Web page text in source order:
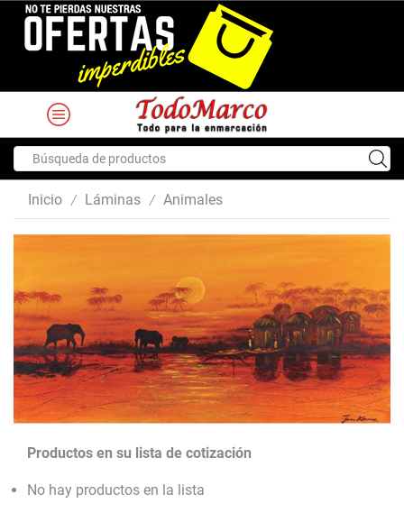
input
Inicio / Láminas / Animales
Productos en su lista de cotización
No hay productos en la lista